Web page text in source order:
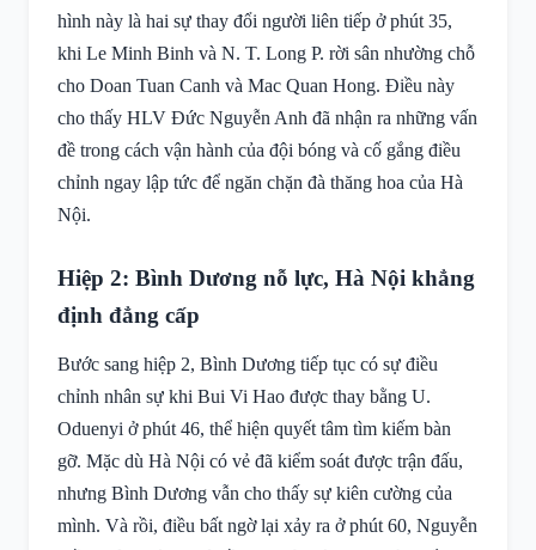
hình này là hai sự thay đổi người liên tiếp ở phút 35,
khi Le Minh Binh và N. T. Long P. rời sân nhường chỗ
cho Doan Tuan Canh và Mac Quan Hong. Điều này
cho thấy HLV Đức Nguyễn Anh đã nhận ra những vấn
đề trong cách vận hành của đội bóng và cố gắng điều
chỉnh ngay lập tức để ngăn chặn đà thăng hoa của Hà
Nội.
Hiệp 2: Bình Dương nỗ lực, Hà Nội khẳng
định đẳng cấp
Bước sang hiệp 2, Bình Dương tiếp tục có sự điều
chỉnh nhân sự khi Bui Vi Hao được thay bằng U.
Oduenyi ở phút 46, thể hiện quyết tâm tìm kiếm bàn
gỡ. Mặc dù Hà Nội có vẻ đã kiểm soát được trận đấu,
nhưng Bình Dương vẫn cho thấy sự kiên cường của
mình. Và rồi, điều bất ngờ lại xảy ra ở phút 60, Nguyễn